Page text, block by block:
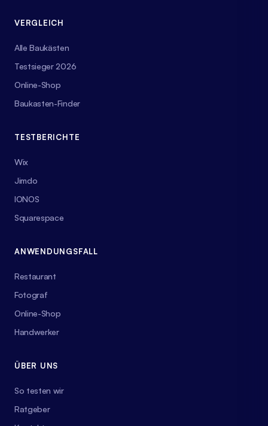
VERGLEICH
Alle Baukästen
Testsieger 2026
Online-Shop
Baukasten-Finder
TESTBERICHTE
Wix
Jimdo
IONOS
Squarespace
ANWENDUNGSFALL
Restaurant
Fotograf
Online-Shop
Handwerker
ÜBER UNS
So testen wir
Ratgeber